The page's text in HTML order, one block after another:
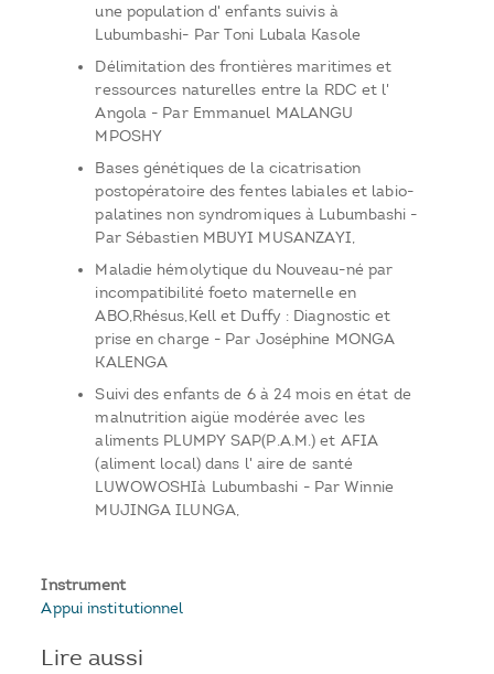
une population d' enfants suivis à
Lubumbashi- Par Toni Lubala Kasole
Délimitation des frontières maritimes et
ressources naturelles entre la RDC et l'
Angola - Par Emmanuel MALANGU
MPOSHY
Bases génétiques de la cicatrisation
postopératoire des fentes labiales et labio-
palatines non syndromiques à Lubumbashi -
Par Sébastien MBUYI MUSANZAYI,
Maladie hémolytique du Nouveau-né par
incompatibilité foeto maternelle en
ABO,Rhésus,Kell et Duffy : Diagnostic et
prise en charge - Par Joséphine MONGA
KALENGA
Suivi des enfants de 6 à 24 mois en état de
malnutrition aigüe modérée avec les
aliments PLUMPY SAP(P.A.M.) et AFIA
(aliment local) dans l' aire de santé
LUWOWOSHIà Lubumbashi - Par Winnie
MUJINGA ILUNGA,
Instrument
Appui institutionnel
Lire aussi